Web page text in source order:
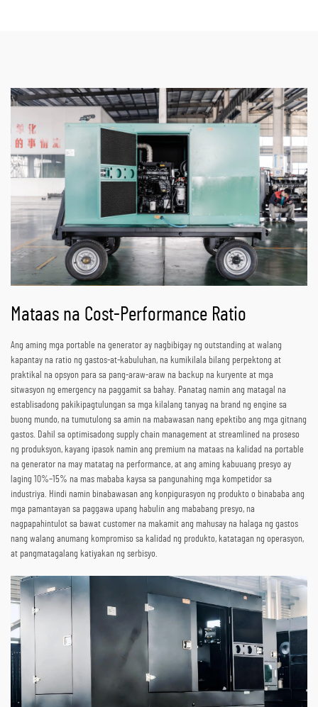
Mataas na Cost-Performance Ratio
Ang aming mga portable na generator ay nagbibigay ng outstanding at walang
kapantay na ratio ng gastos-at-kabuluhan, na kumikilala bilang perpektong at
praktikal na opsyon para sa pang-araw-araw na backup na kuryente at mga
sitwasyon ng emergency na paggamit sa bahay. Panatag namin ang matagal na
establisadong pakikipagtulungan sa mga kilalang tanyag na brand ng engine sa
buong mundo, na tumutulong sa amin na mabawasan nang epektibo ang mga gitnang
gastos. Dahil sa optimisadong supply chain management at streamlined na proseso
ng produksyon, kayang ipasok namin ang premium na mataas na kalidad na portable
na generator na may matatag na performance, at ang aming kabuuang presyo ay
laging 10%–15% na mas mababa kaysa sa pangunahing mga kompetidor sa
industriya. Hindi namin binabawasan ang konpigurasyon ng produkto o binababa ang
mga pamantayan sa paggawa upang habulin ang mababang presyo, na
nagpapahintulot sa bawat customer na makamit ang mahusay na halaga ng gastos
nang walang anumang kompromiso sa kalidad ng produkto, katatagan ng operasyon,
at pangmatagalang katiyakan ng serbisyo.